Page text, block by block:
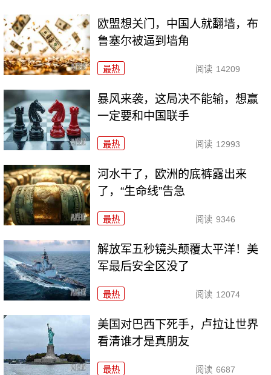
欧盟想关门，中国人就翻墙，布
鲁塞尔被逼到墙角
最热 阅读 14209
暴风来袭，这局决不能输，想赢
一定要和中国联手
最热 阅读 12993
河水干了，欧洲的底裤露出来
了，“生命线”告急
最热 阅读 9346
解放军五秒镜头颠覆太平洋！美
军最后安全区没了
最热 阅读 12074
美国对巴西下死手，卢拉让世界
看清谁才是真朋友
最热 阅读 6687